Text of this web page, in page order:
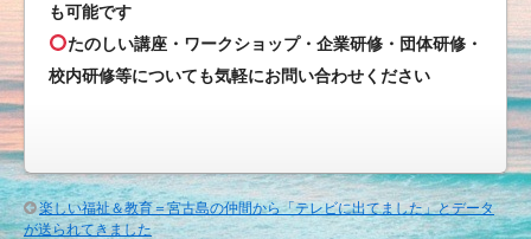
も可能です
たのしい講座・ワークショップ・企業研修・団体研修・
校内研修等についても気軽にお問い合わせください
楽しい福祉＆教育＝宮古島の仲間から「テレビに出てました」とデータ
が送られてきました